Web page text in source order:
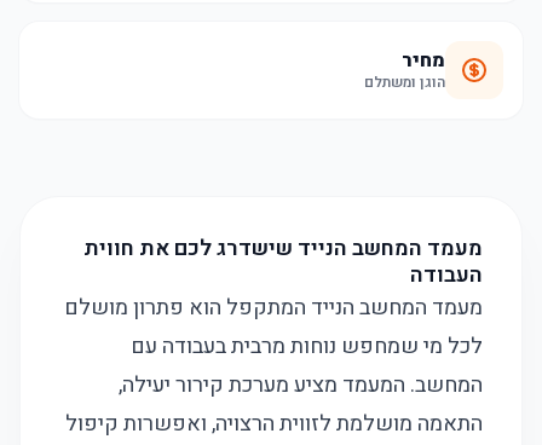
מחיר
הוגן ומשתלם
מעמד המחשב הנייד שישדרג לכם את חווית
העבודה
מעמד המחשב הנייד המתקפל הוא פתרון מושלם
לכל מי שמחפש נוחות מרבית בעבודה עם
המחשב. המעמד מציע מערכת קירור יעילה,
התאמה מושלמת לזווית הרצויה, ואפשרות קיפול